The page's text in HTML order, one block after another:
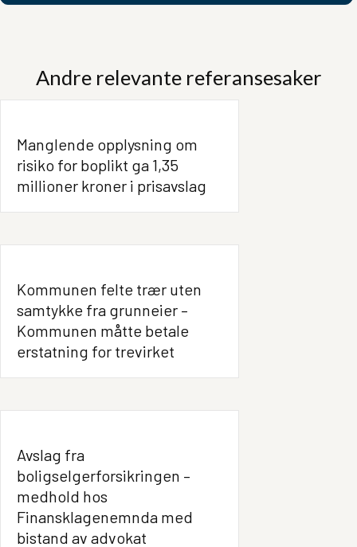
Andre relevante referansesaker
Manglende opplysning om
risiko for boplikt ga 1,35
millioner kroner i prisavslag
Kommunen felte trær uten
samtykke fra grunneier –
Kommunen måtte betale
erstatning for trevirket
Avslag fra
boligselgerforsikringen –
medhold hos
Finansklagenemnda med
bistand av advokat